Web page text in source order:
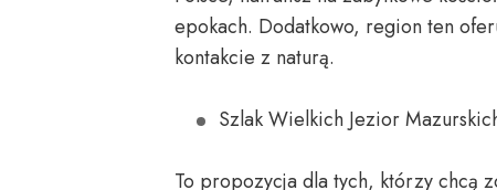
epokach. Dodatkowo, region ten
kontakcie z naturą.
Szlak Wielkich Jezior
To propozycja dla tych, którzy chcą